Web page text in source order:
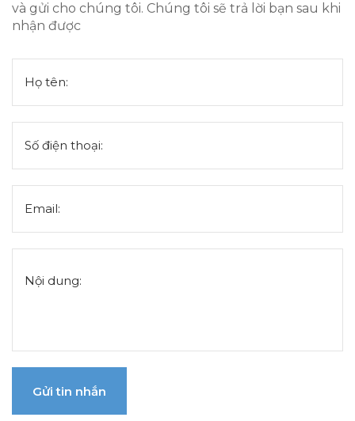
và gửi cho chúng tôi. Chúng tôi sẽ trả lời bạn sau khi
nhận được
Gửi tin nhắn